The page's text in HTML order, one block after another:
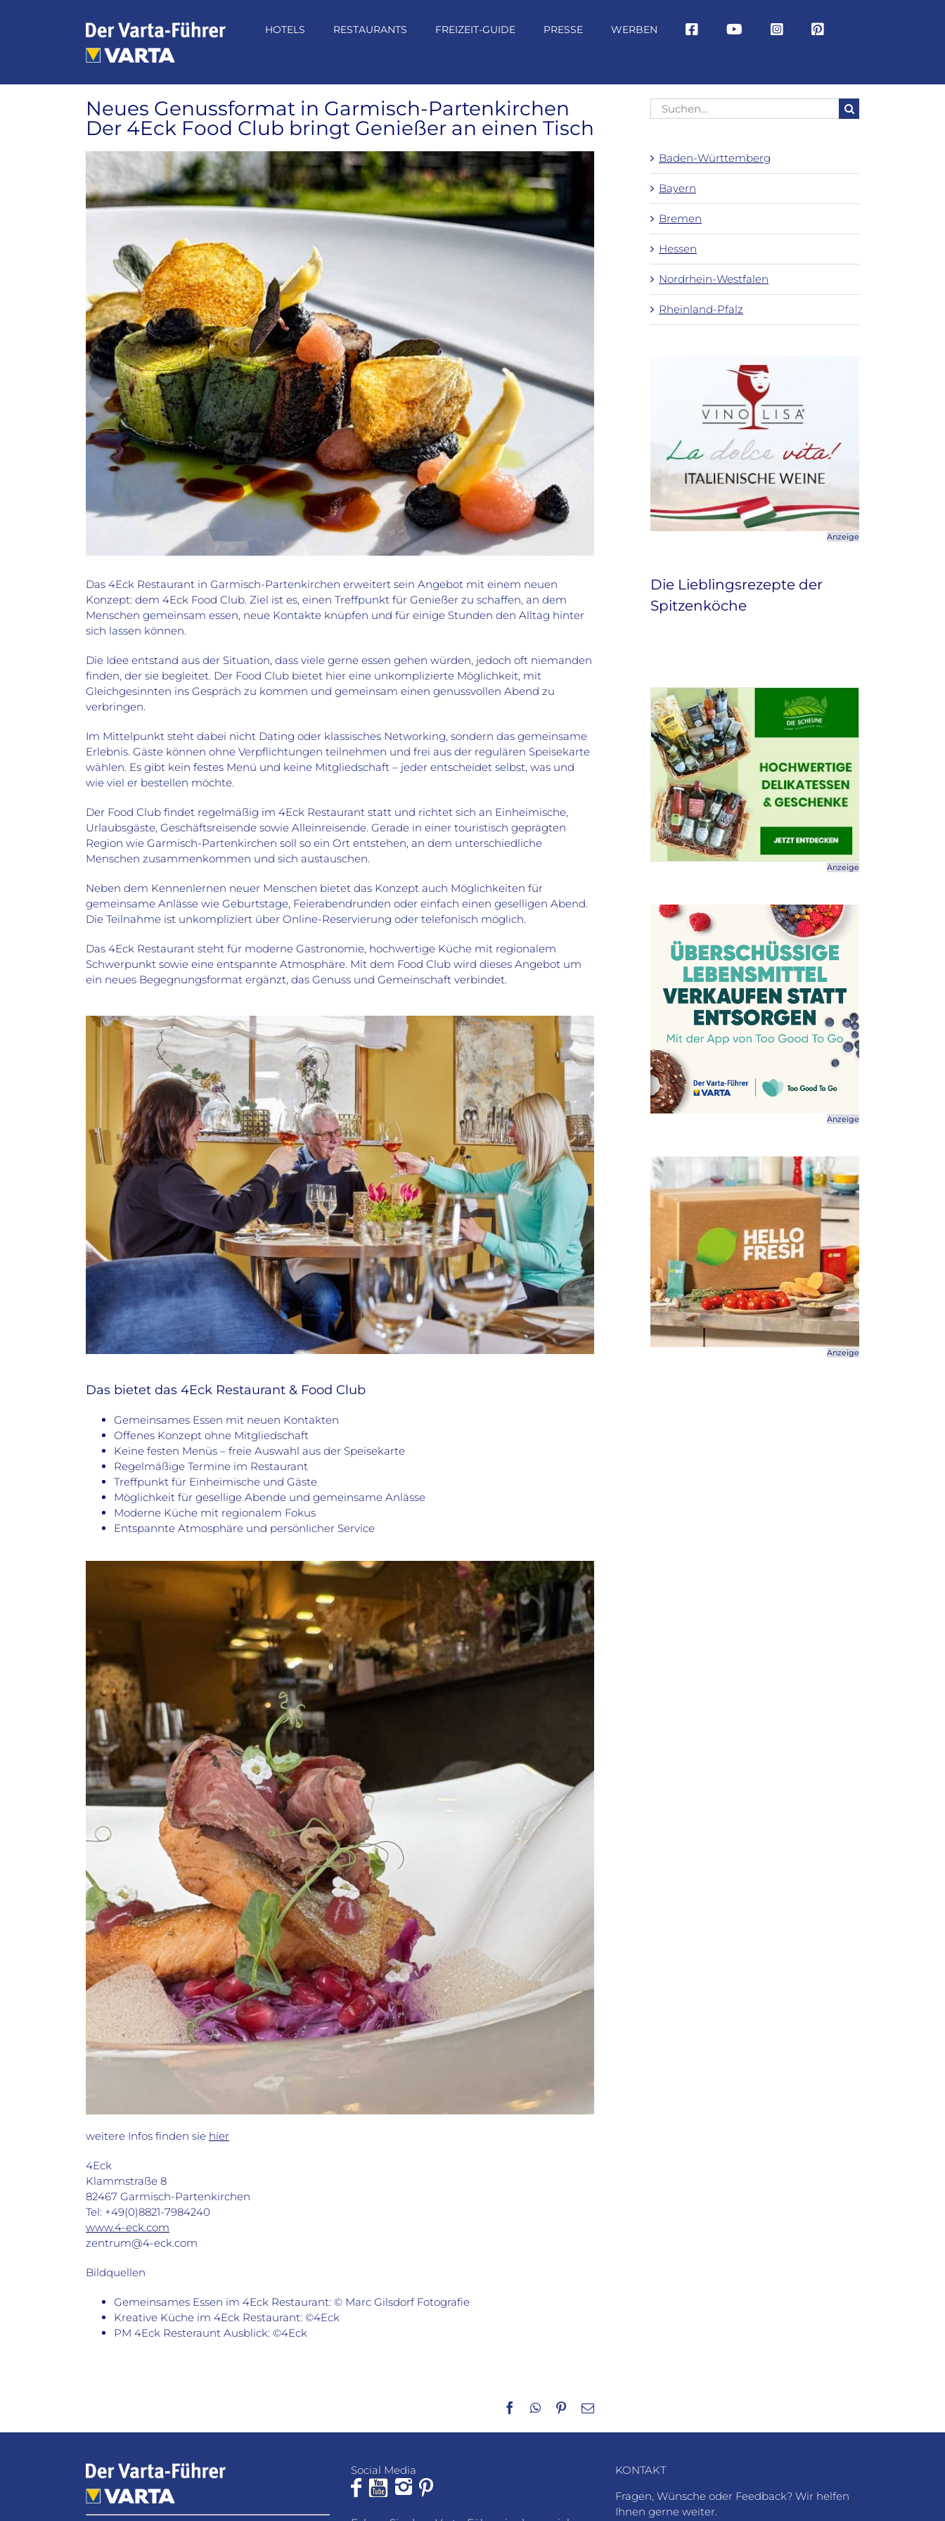
HOTELS RESTAURANTS FREIZEIT-GUIDE PRESSE WERBEN
Neues Genussformat in Garmisch-Partenkirchen
Der 4Eck Food Club bringt Genießer an einen Tisch
Zeige
grösseres
Bild
Das 4Eck Restaurant in Garmisch-Partenkirchen erweitert sein Angebot mit einem neuen
Konzept: dem 4Eck Food Club. Ziel ist es, einen Treffpunkt für Genießer zu schaffen, an dem
Menschen gemeinsam essen, neue Kontakte knüpfen und für einige Stunden den Alltag hinter
sich lassen können.
Die Idee entstand aus der Situation, dass viele gerne essen gehen würden, jedoch oft niemanden
finden, der sie begleitet. Der Food Club bietet hier eine unkomplizierte Möglichkeit, mit
Gleichgesinnten ins Gespräch zu kommen und gemeinsam einen genussvollen Abend zu
verbringen.
Im Mittelpunkt steht dabei nicht Dating oder klassisches Networking, sondern das gemeinsame
Erlebnis. Gäste können ohne Verpflichtungen teilnehmen und frei aus der regulären Speisekarte
wählen. Es gibt kein festes Menü und keine Mitgliedschaft – jeder entscheidet selbst, was und
wie viel er bestellen möchte.
Der Food Club findet regelmäßig im 4Eck Restaurant statt und richtet sich an Einheimische,
Urlaubsgäste, Geschäftsreisende sowie Alleinreisende. Gerade in einer touristisch geprägten
Region wie Garmisch-Partenkirchen soll so ein Ort entstehen, an dem unterschiedliche
Menschen zusammenkommen und sich austauschen.
Neben dem Kennenlernen neuer Menschen bietet das Konzept auch Möglichkeiten für
gemeinsame Anlässe wie Geburtstage, Feierabendrunden oder einfach einen geselligen Abend.
Die Teilnahme ist unkompliziert über Online-Reservierung oder telefonisch möglich.
Das 4Eck Restaurant steht für moderne Gastronomie, hochwertige Küche mit regionalem
Schwerpunkt sowie eine entspannte Atmosphäre. Mit dem Food Club wird dieses Angebot um
ein neues Begegnungsformat ergänzt, das Genuss und Gemeinschaft verbindet.
Das bietet das 4Eck Restaurant & Food Club
Gemeinsames Essen mit neuen Kontakten
Offenes Konzept ohne Mitgliedschaft
Keine festen Menüs – freie Auswahl aus der Speisekarte
Regelmäßige Termine im Restaurant
Treffpunkt für Einheimische und Gäste
Möglichkeit für gesellige Abende und gemeinsame Anlässe
Moderne Küche mit regionalem Fokus
Entspannte Atmosphäre und persönlicher Service
weitere Infos finden sie hier
4Eck
Klammstraße 8
82467 Garmisch-Partenkirchen
Tel: +49(0)8821-7984240
www.4-eck.com
zentrum@4-eck.com
Bildquellen
Gemeinsames Essen im 4Eck Restaurant: © Marc Gilsdorf Fotografie
Kreative Küche im 4Eck Restaurant: ©4Eck
PM 4Eck Resteraunt Ausblick: ©4Eck
Facebook
WhatsApp
Pinterest
E-
Suche
nach:
Baden-Württemberg
Bayern
Bremen
Hessen
Nordrhein-Westfalen
Rheinland-Pfalz
Anzeige
Die Lieblingsrezepte der
Spitzenköche
Anzeige
Anzeige
Anzeige
Social Media
KONTAKT
Fragen, Wünsche oder Feedback? Wir helfen
Ihnen gerne weiter.